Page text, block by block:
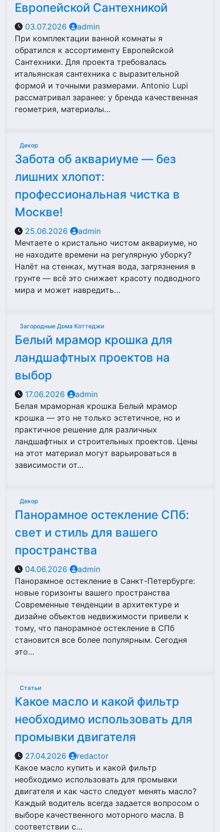
Европейской Сантехникой
03.07.2026
admin
При комплектации ванной комнаты я
обратился к ассортименту Европейской
Сантехники. Для проекта требовалась
итальянская сантехника с выразительной
формой и точными размерами. Antonio Lupi
рассматривал заранее: у бренда качественная
геометрия, материалы…
Декор
Забота об аквариуме — без
лишних хлопот:
профессиональная чистка в
Москве!
25.06.2026
admin
Мечтаете о кристально чистом аквариуме, но
не находите времени на регулярную уборку?
Налёт на стенках, мутная вода, загрязнения в
грунте — всё это снижает красоту подводного
мира и может навредить…
Загородные Дома Коттеджи
Белый мрамор крошка для
ландшафтных проектов на
выбор
17.06.2026
admin
Белая мраморная крошка Белый мрамор
крошка — это не только эстетичное, но и
практичное решение для различных
ландшафтных и строительных проектов. Цены
на этот материал могут варьироваться в
зависимости от…
Декор
Панорамное остекление СПб:
свет и стиль для вашего
пространства
04.06.2026
admin
Панорамное остекление в Санкт-Петербурге:
новые горизонты вашего пространства
Современные тенденции в архитектуре и
дизайне объектов недвижимости привели к
тому, что панорамное остекление в СПб
становится все более популярным. Сегодня
это…
Статьи
Какое масло и какой фильтр
необходимо использовать для
промывки двигателя
27.04.2026
redactor
Какое масло купить и какой фильтр
необходимо использовать для промывки
двигателя и как часто следует менять масло?
Каждый водитель всегда задается вопросом о
выборе качественного моторного масла. В
соответствии с…